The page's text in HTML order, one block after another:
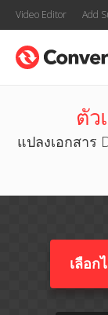
Video Editor Add
ตัว
แปลงเอกสาร
เลือก